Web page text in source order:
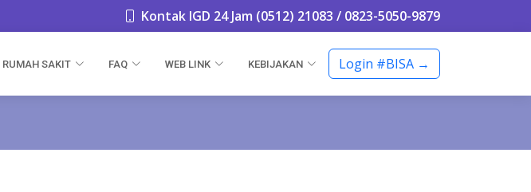
Kontak IGD 24 Jam (0512) 21083 / 0823-5050-9879
RUMAH SAKIT FAQ WEB LINK KEBIJAKAN Login #BISA →